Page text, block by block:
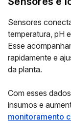
Sensores
temperatura, pH
Esse
rapidamente e
da planta.
Com esses
insumos e
monitoramento